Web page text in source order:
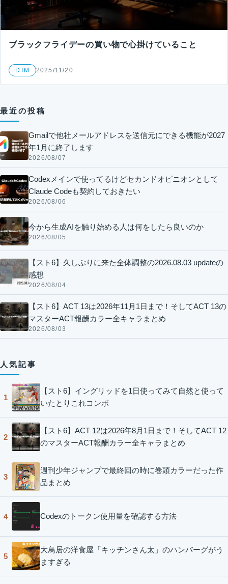
ブラックフライデーの買い物で心掛けていること
DTM 2025/11/20
最近の投稿
Gmailで他社メールアドレスを送信元にできる機能が2027
年1月に終了します
2026/08/07
Codexメインで使ってるけどセカンドオピニオンとして
Claude Codeも契約しておきたい
2026/08/06
今から生成AIを触り始める人は何をしたら良いのか
2026/08/05
【スト6】久しぶりに来た全体調整の2026.08.03 updateの
感想
2026/08/04
【スト6】ACT 13は2026年11月1日まで！そしてACT 13の
マスターACT報酬カラー全キャラまとめ
2026/08/03
人気記事
1
【スト6】イングリッドを1日使ってみて自然と使って
いたとりこれコンボ
2
【スト6】ACT 12は2026年8月1日まで！そしてACT 12
のマスターACT報酬カラー全キャラまとめ
3
週刊少年ジャンプで最終回の時に巻頭カラーだった作
品まとめ
4 Codexのトークン使用量を確認する方法
5
大鳥居の洋食屋「キッチンさん太」のハンバーグがう
ますぎる